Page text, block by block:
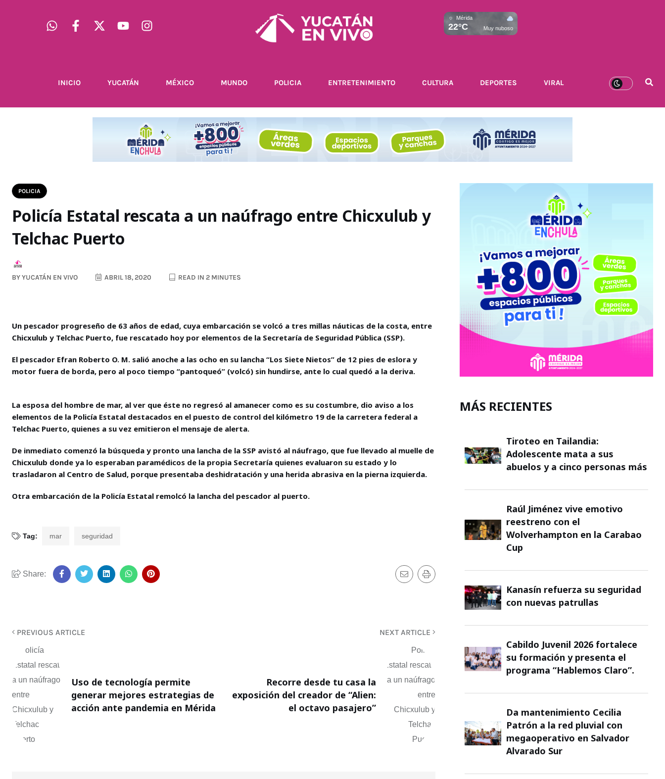
Mérida
22°C Muy nuboso
INICIO YUCATÁN MÉXICO MUNDO POLICIA ENTRETENIMIENTO CULTURA DEPORTES VIRAL
POLICIA
Policía Estatal rescata a un naúfrago entre Chicxulub y
Telchac Puerto
BYYUCATÁN EN VIVO ABRIL 18, 2020 READ IN 2 MINUTES
Un pescador progreseño de 63 años de edad, cuya embarcación se volcó a tres millas náuticas de la costa, entre
Chicxulub y Telchac Puerto, fue rescatado hoy por elementos de la Secretaría de Seguridad Pública (SSP).
El pescador Efran Roberto O. M. salió anoche a las ocho en su lancha “Los Siete Nietos” de 12 pies de eslora y
motor fuera de borda, pero al poco tiempo “pantoqueó” (volcó) sin hundirse, ante lo cual quedó a la deriva.
La esposa del hombre de mar, al ver que éste no regresó al amanecer como es su costumbre, dio aviso a los
elementos de la Policía Estatal destacados en el puesto de control del kilómetro 19 de la carretera federal a
Telchac Puerto, quienes a su vez emitieron el mensaje de alerta.
De inmediato comenzó la búsqueda y pronto una lancha de la SSP avistó al náufrago, que fue llevado al muelle de
Chicxulub donde ya lo esperaban paramédicos de la propia Secretaría quienes evaluaron su estado y lo
trasladaron al Centro de Salud, porque presentaba deshidratación y una herida abrasiva en la pierna izquierda.
Otra embarcación de la Policía Estatal remolcó la lancha del pescador al puerto.
Tag: mar seguridad
Share:
PREVIOUS ARTICLE
Uso de tecnología permite
generar mejores estrategias de
acción ante pandemia en Mérida
NEXT ARTICLE
Recorre desde tu casa la
exposición del creador de “Alien:
el octavo pasajero”
MÁS RECIENTES
Tiroteo en Tailandia:
Adolescente mata a sus
abuelos y a cinco personas más
Raúl Jiménez vive emotivo
reestreno con el
Wolverhampton en la Carabao
Cup
Kanasín refuerza su seguridad
con nuevas patrullas
Cabildo Juvenil 2026 fortalece
su formación y presenta el
programa “Hablemos Claro”.
Da mantenimiento Cecilia
Patrón a la red pluvial con
megaoperativo en Salvador
Alvarado Sur